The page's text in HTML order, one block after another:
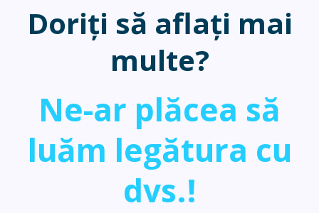
Doriți să aflați mai
multe?
Ne-ar plăcea să
luăm legătura cu
dvs.!